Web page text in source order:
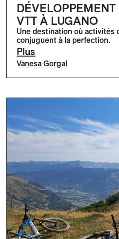
DÉVELOPPEMENT
VTT À LUGANO
Une destination où activités
conjuguent à la perfection.
Plus
Vanesa Gorgal